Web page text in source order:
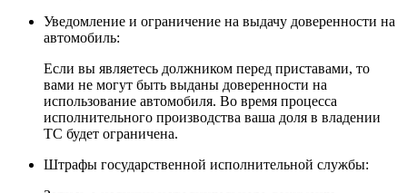
Уведомление и ограничение на выдачу доверенности на
автомобиль:
Если вы являетесь должником перед приставами, то
вами не могут быть выданы доверенности на
использование автомобиля. Во время процесса
исполнительного производства ваша доля в владении
ТС будет ограничена.
Штрафы государственной исполнительной службы: